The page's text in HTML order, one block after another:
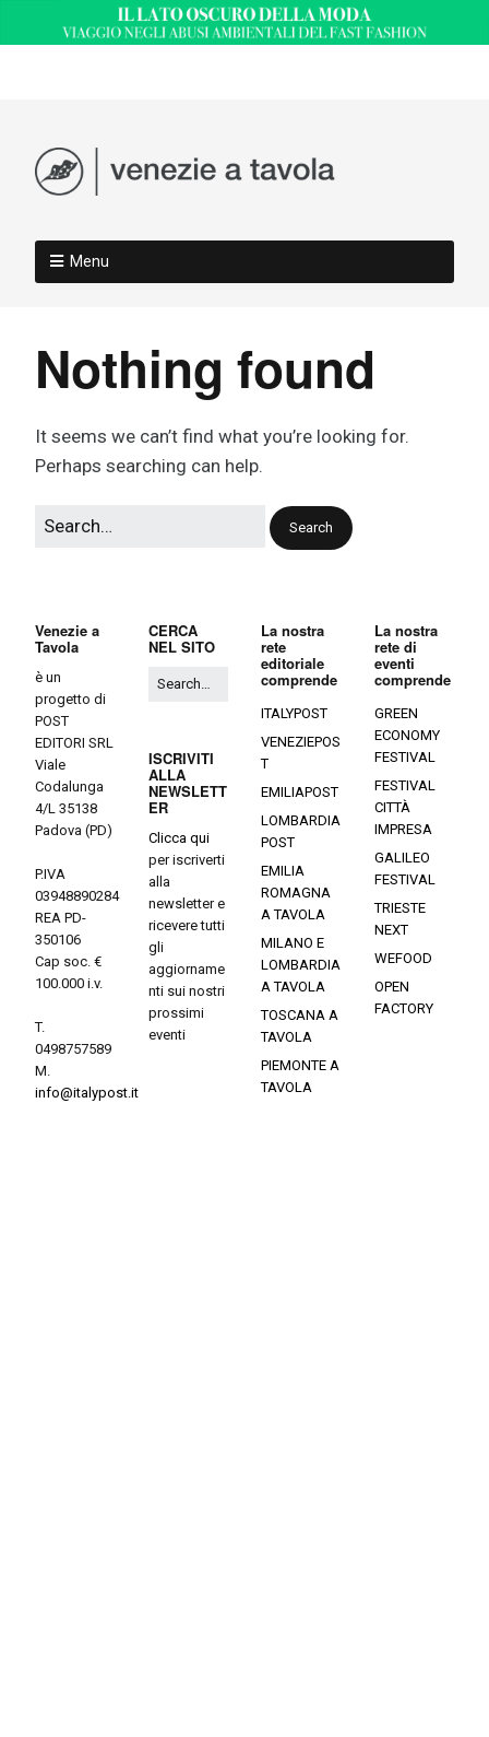
Menu
Nothing found
It seems we can’t find what you’re looking for.
Perhaps searching can help.
Venezie a
Tavola
è un
progetto di
POST
EDITORI SRL
Viale
Codalunga
4/L 35138
Padova (PD)
P.IVA
03948890284
REA PD-
350106
Cap soc. €
100.000 i.v.
T.
0498757589
M.
info@italypost.it
CERCA
NEL SITO
ISCRIVITI
ALLA
NEWSLETT
ER
Clicca qui
per iscriverti
alla
newsletter e
ricevere tutti
gli
aggiorname
nti sui nostri
prossimi
eventi
La nostra
rete
editoriale
comprende
ITALYPOST
VENEZIEPOS
T
EMILIAPOST
LOMBARDIA
POST
EMILIA
ROMAGNA
A TAVOLA
MILANO E
LOMBARDIA
A TAVOLA
TOSCANA A
TAVOLA
PIEMONTE A
TAVOLA
La nostra
rete di
eventi
comprende
GREEN
ECONOMY
FESTIVAL
FESTIVAL
CITTÀ
IMPRESA
GALILEO
FESTIVAL
TRIESTE
NEXT
WEFOOD
OPEN
FACTORY